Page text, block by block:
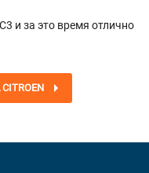
и за это время отлично